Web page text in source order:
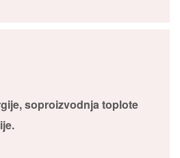
soproizvodnja toplote